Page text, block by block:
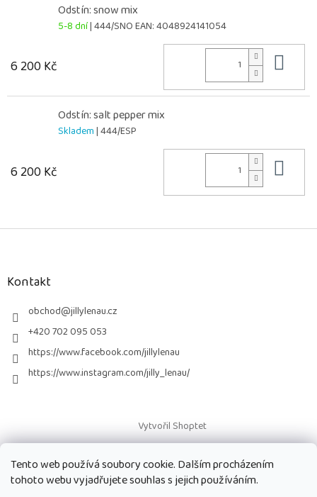
Tento web používá soubory cookie. Dalším procházením
tohoto webu vyjadřujete souhlas s jejich používáním.
Odstín: snow mix
5-8 dní| 444/SNOEAN:4048924141054
6 200 Kč
Odstín: salt pepper mix
Skladem| 444/ESP
6 200 Kč
Z
Kontakt
obchod@jillylenau.cz
+420 702 095 053
https://www.facebook.com/jillylenau
https://www.instagram.com/jilly_lenau/
Vytvořil Shoptet
Copyright 2026Paruky Jilly Lenau s.r.o.. Všechna práva vyhrazena.